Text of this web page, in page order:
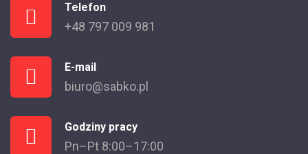
Telefon
+48 797 009 981
E-mail
biuro@sabko.pl
Godziny pracy
Pn–Pt 8:00–17:00